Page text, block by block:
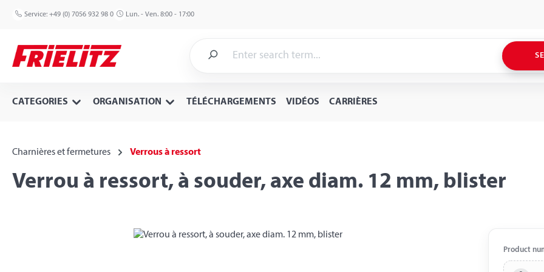
to main content
Skip to search
Skip to main navigation
Service: +49 (0) 7056 932 98 0 Lun. - Ven. 8:00 - 17:00
CATEGORIES ORGANISATION TÉLÉCHARGEMENTS VIDÉOS CARRIÈRES
Charnières et fermetures Verrous à ressort
Verrou à ressort, à souder, axe diam. 12 mm, blister
Product